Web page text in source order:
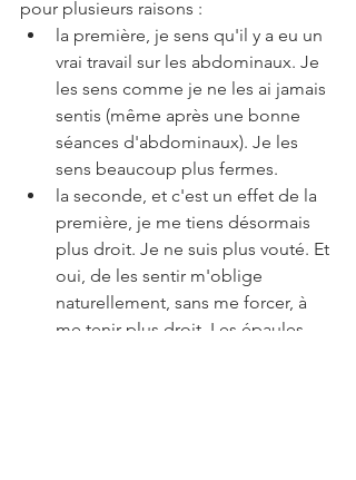
pour plusieurs raisons :
la première, je sens qu'il y a eu un
vrai travail sur les abdominaux. Je
les sens comme je ne les ai jamais
sentis (même après une bonne
séances d'abdominaux). Je les
sens beaucoup plus fermes.
la seconde, et c'est un effet de la
première, je me tiens désormais
plus droit. Je ne suis plus vouté. Et
oui, de les sentir m'oblige
naturellement, sans me forcer, à
me tenir plus droit. Les épaules